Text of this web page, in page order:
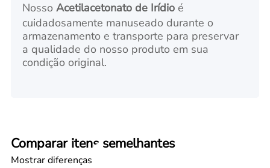
NossoAcetilacetonato de Irídio é
cuidadosamente manuseado durante o
armazenamento e transporte para preservar
a qualidade do nosso produto em sua
condição original.
Comparar itens semelhantes
Mostrar diferenças